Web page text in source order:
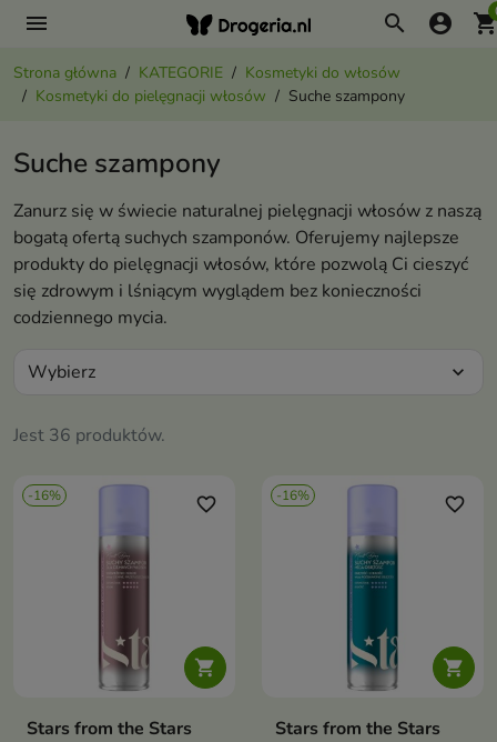
menu search account_circle
Strona główna KATEGORIE
Kosmetyki do włosów
Kosmetyki do pielęgnacji włosów
Suche szampony
Suche szampony
Zanurz się w świecie naturalnej pielęgnacji włosów z naszą
bogatą ofertą suchych szamponów. Oferujemy najlepsze
produkty do pielęgnacji włosów, które pozwolą Ci cieszyć
się zdrowym i lśniącym wyglądem bez konieczności
codziennego mycia.
Jest 36 produktów.
Wybierz expand_more
-16%

favorite_border
Stars from the Stars
-16%

favorite_border
Stars from the Stars